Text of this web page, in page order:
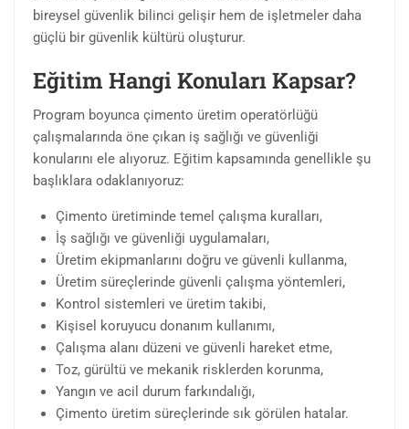
bireysel güvenlik bilinci gelişir hem de işletmeler daha
güçlü bir güvenlik kültürü oluşturur.
Eğitim Hangi Konuları Kapsar?
Program boyunca çimento üretim operatörlüğü
çalışmalarında öne çıkan iş sağlığı ve güvenliği
konularını ele alıyoruz. Eğitim kapsamında genellikle şu
başlıklara odaklanıyoruz:
Çimento üretiminde temel çalışma kuralları,
İş sağlığı ve güvenliği uygulamaları,
Üretim ekipmanlarını doğru ve güvenli kullanma,
Üretim süreçlerinde güvenli çalışma yöntemleri,
Kontrol sistemleri ve üretim takibi,
Kişisel koruyucu donanım kullanımı,
Çalışma alanı düzeni ve güvenli hareket etme,
Toz, gürültü ve mekanik risklerden korunma,
Yangın ve acil durum farkındalığı,
Çimento üretim süreçlerinde sık görülen hatalar.